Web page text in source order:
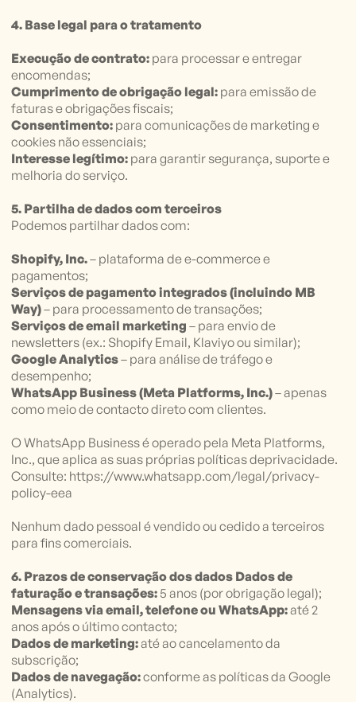
4. Base legal para o tratamento
Execução de contrato: para processar e entregar
encomendas;
Cumprimento de obrigação legal: para emissão de
faturas e obrigações fiscais;
Consentimento: para comunicações de marketing e
cookies não essenciais;
Interesse legítimo: para garantir segurança, suporte e
melhoria do serviço.
5. Partilha de dados com terceiros
Podemos partilhar dados com:
Shopify, Inc.– plataforma de e-commerce e
pagamentos;
Serviços de pagamento integrados (incluindo MB
Way)– para processamento de transações;
Serviços de email marketing – para envio de
newsletters (ex.: Shopify Email, Klaviyo ou similar);
Google Analytics– para análise de tráfego e
desempenho;
WhatsApp Business (Meta Platforms, Inc.)– apenas
como meio de contacto direto com clientes.
O WhatsApp Business é operado pela Meta Platforms,
Inc., que aplica as suas próprias políticas deprivacidade.
Consulte: https://www.whatsapp.com/legal/privacy-
policy-eea
Nenhum dado pessoal é vendido ou cedido a terceiros
para fins comerciais.
6. Prazos de conservação dos dados Dados de
faturação e transações: 5 anos (por obrigação legal);
Mensagens via email, telefone ou WhatsApp:até 2
anos após o último contacto;
Dados de marketing:até ao cancelamento da
subscrição;
Dados de navegação:conforme as políticas da Google
(Analytics).